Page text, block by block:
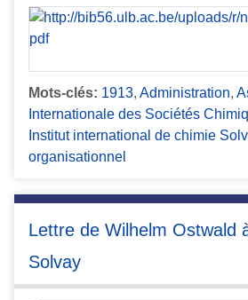
Mots-clés: 1913, Administration,
Internationale des Sociétés
Institut international de chimie
organisationnel
Lettre de Wilhelm Ostwald
Solvay